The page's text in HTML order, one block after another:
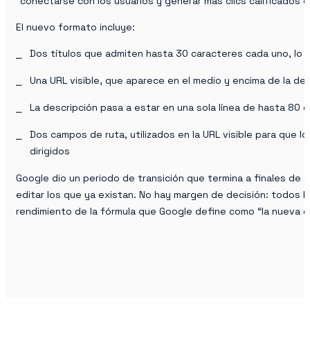
El nuevo formato incluye:
Dos títulos que admiten hasta 30 caracteres cada uno, lo
Una URL visible, que aparece en el medio y encima de la
La descripción pasa a estar en una sola línea de hasta 80
Dos campos de ruta, utilizados en la URL visible para
dirigidos
Google dio un periodo de transición que termina a finales de
editar los que ya existan. No hay margen de decisión:
rendimiento de la fórmula que Google define como “la nueva